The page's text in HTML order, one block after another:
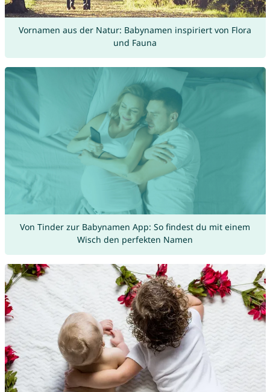
Vornamen aus der Natur: Babynamen inspiriert von Flora
und Fauna
Von Tinder zur Babynamen App: So findest du mit einem
Wisch den perfekten Namen